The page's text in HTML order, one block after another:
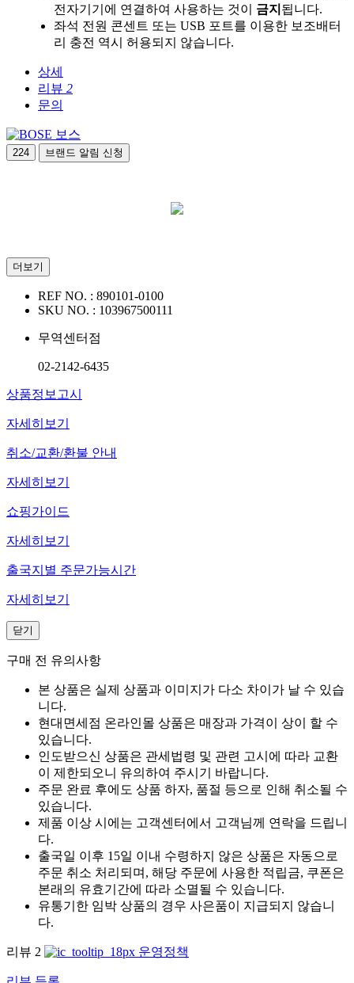
전자기기에 연결하여 사용하는 것이 금지 됩니다.
좌석 전원 콘센트 또는 USB 포트를 이용한 보조배터
리 충전 역시 허용되지 않습니다.
상세
리뷰 2
문의
보스
224 브랜드 알림 신청
더보기
REF NO. : 890101-0100
SKU NO. : 103967500111
무역센터점
02-2142-6435
상품정보고시
자세히보기
취소/교환/환불 안내
자세히보기
쇼핑가이드
자세히보기
출국지별 주문가능시간
자세히보기
닫기
구매 전 유의사항
본 상품은 실제 상품과 이미지가 다소 차이가 날 수 있습
니다.
현대면세점 온라인몰 상품은 매장과 가격이 상이 할 수
있습니다.
인도받으신 상품은 관세법령 및 관련 고시에 따라 교환
이 제한되오니 유의하여 주시기 바랍니다.
주문 완료 후에도 상품 하자, 품절 등으로 인해 취소될 수
있습니다.
제품 이상 시에는 고객센터에서 고객님께 연락을 드립니
다.
출국일 이후 15일 이내 수령하지 않은 상품은 자동으로
주문 취소 처리되며, 해당 주문에 사용한 적립금, 쿠폰은
본래의 유효기간에 따라 소멸될 수 있습니다.
유통기한 임박 상품의 경우 사은품이 지급되지 않습니
다.
리뷰 2 운영정책